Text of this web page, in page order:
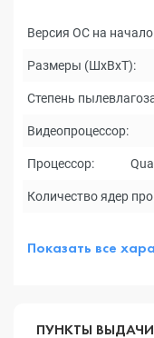
Версия ОС на
Размеры (ШxВxТ):
Степень
Видеопроцессор:
Процессор:
Количество ядер
Показать все
ПУНКТЫ ВЫДАЧИ